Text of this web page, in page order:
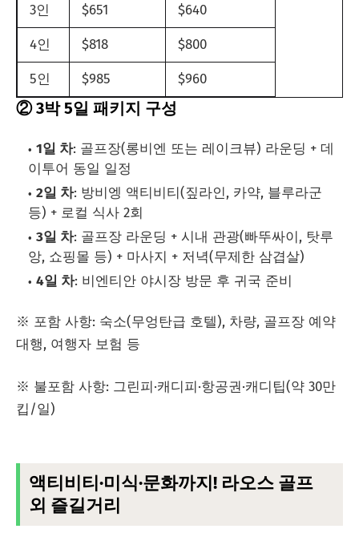
3인 $651 $640
4인 $818 $800
5인 $985 $960
② 3박 5일 패키지 구성
1일 차: 골프장(롱비엔 또는 레이크뷰) 라운딩 + 데
이투어 동일 일정
2일 차: 방비엥 액티비티(짚라인, 카약, 블루라군
등) + 로컬 식사 2회
3일 차: 골프장 라운딩 + 시내 관광(빠뚜싸이, 탓루
앙, 쇼핑몰 등) + 마사지 + 저녁(무제한 삼겹살)
4일 차: 비엔티안 야시장 방문 후 귀국 준비
※ 포함 사항: 숙소(무엉탄급 호텔), 차량, 골프장 예약
대행, 여행자 보험 등
※ 불포함 사항: 그린피·캐디피·항공권·캐디팁(약 30만
킵/일)
액티비티·미식·문화까지! 라오스 골프
외 즐길거리